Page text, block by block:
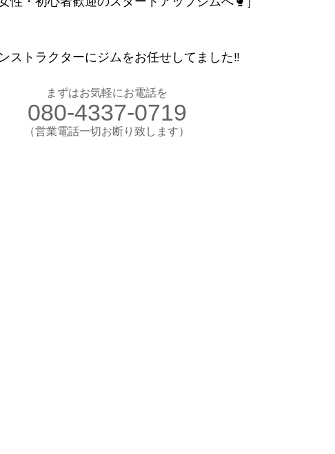
080-4337-0719
（営業電話一切お断り）
験入会実施中ます
ストラクターにジムをお任せしてました‼️
まずはお気軽にお電話を
080-4337-0719
​（営業電話一切お断り致します）